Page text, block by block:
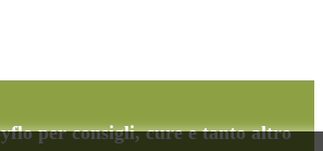
per consigli, cure e tanto altro